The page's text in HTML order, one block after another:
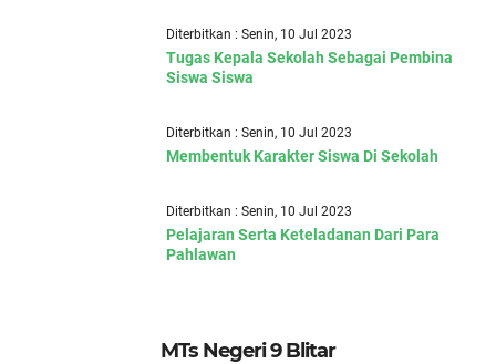
Diterbitkan : Senin, 10 Jul 2023
Tugas Kepala Sekolah Sebagai Pembina
Siswa Siswa
Diterbitkan : Senin, 10 Jul 2023
Membentuk Karakter Siswa Di Sekolah
Diterbitkan : Senin, 10 Jul 2023
Pelajaran Serta Keteladanan Dari Para
Pahlawan
MTs Negeri 9 Blitar